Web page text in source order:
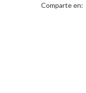
Comparte en: